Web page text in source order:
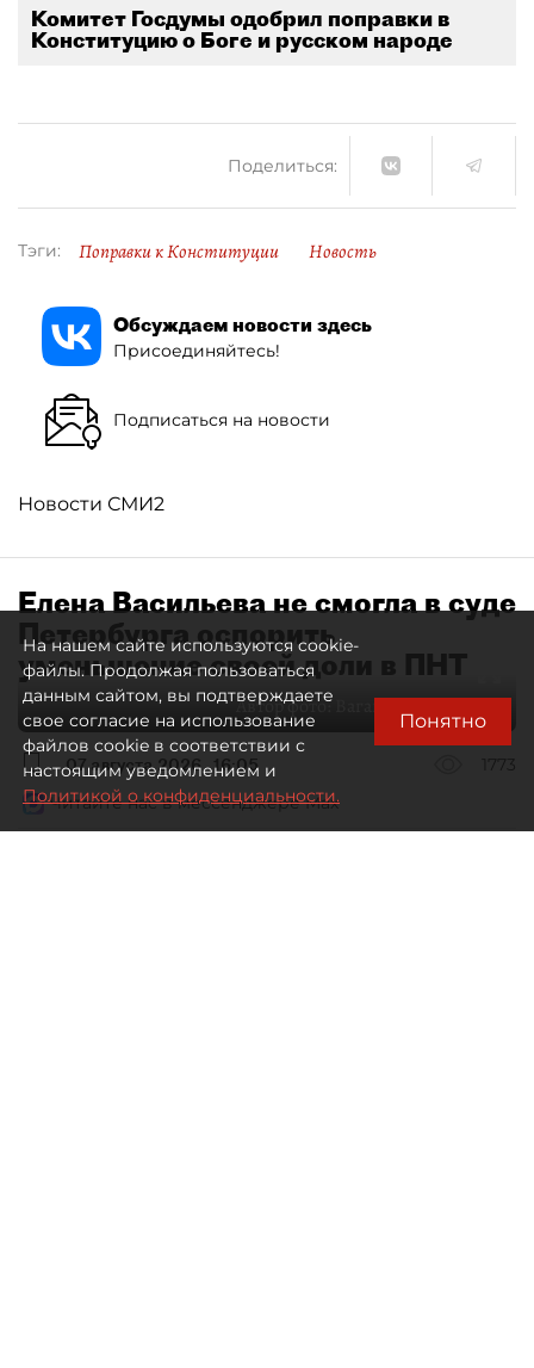
Комитет Госдумы одобрил поправки в
Конституцию о Боге и русском народе
Поделиться:
Тэги: Поправки к Конституции Новость
Обсуждаем новости здесь
Присоединяйтесь!
Подписаться на новости
Новости СМИ2
Елена Васильева не смогла в суде
Петербурга оспорить
уменьшение своей доли в ПНТ
Автор фото: Ваганов Антон / "ДП"
07 августа 2026 16:05
1773
Читайте нас в мессенджере Max
На нашем сайте используются cookie-
файлы. Продолжая пользоваться
данным сайтом, вы подтверждаете
свое согласие на использование
файлов cookie в соответствии с
настоящим уведомлением и
Политикой о конфиденциальности.
Понятно